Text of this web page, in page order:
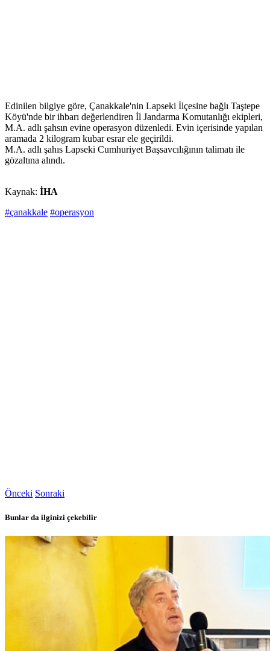
Edinilen bilgiye göre, Çanakkale'nin Lapseki İlçesine bağlı Taştepe
Köyü'nde bir ihbarı değerlendiren İl Jandarma Komutanlığı ekipleri,
M.A. adlı şahsın evine operasyon düzenledi. Evin içerisinde yapılan
aramada 2 kilogram kubar esrar ele geçirildi.
M.A. adlı şahıs Lapseki Cumhuriyet Başsavcılığının talimatı ile
gözaltına alındı.
Kaynak: İHA
#çanakkale #operasyon
Önceki Sonraki
Bunlar da ilginizi çekebilir